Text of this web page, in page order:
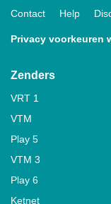
Contact Help
Privacy voorkeuren
Zenders
VRT 1
VTM
Play 5
VTM 3
Play 6
Ketnet